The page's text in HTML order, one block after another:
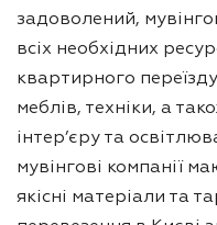
задоволений,
всіх необхідних
квартирного
меблів, техніки, а
інтер’єру та
мувінгові компанії
якісні матеріали та